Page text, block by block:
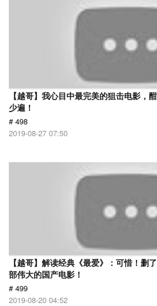
【越哥】我心目中最完美的狙击电影，
少遍！
# 498
2019-08-27 07:50
【越哥】解读经典《最爱》：可惜！删
部伟大的国产电影！
# 499
2019-08-20 04:52